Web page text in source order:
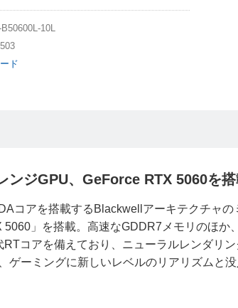
10L
ド
ンジGPU、GeForce RTX 5060を
コアを搭載するBlackwellアーキテクチャの
5060」を搭載。高速なGDDR7メモリのほか
RTコアを備えており、ニューラルレンダリ
ゲーミングに新しいレベルのリアリズムと